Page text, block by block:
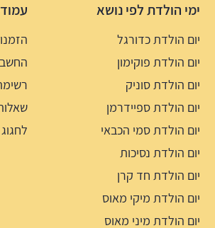
ימי הולדת לפי נושא
יום הולדת כדורגל
יום הולדת פוקימון
יום הולדת סוניק
יום הולדת ספיידרמן
יום הולדת סמי הכבאי
יום הולדת נסיכות
יום הולדת חד קרן
יום הולדת מיקי מאוס
יום הולדת מיני מאוס